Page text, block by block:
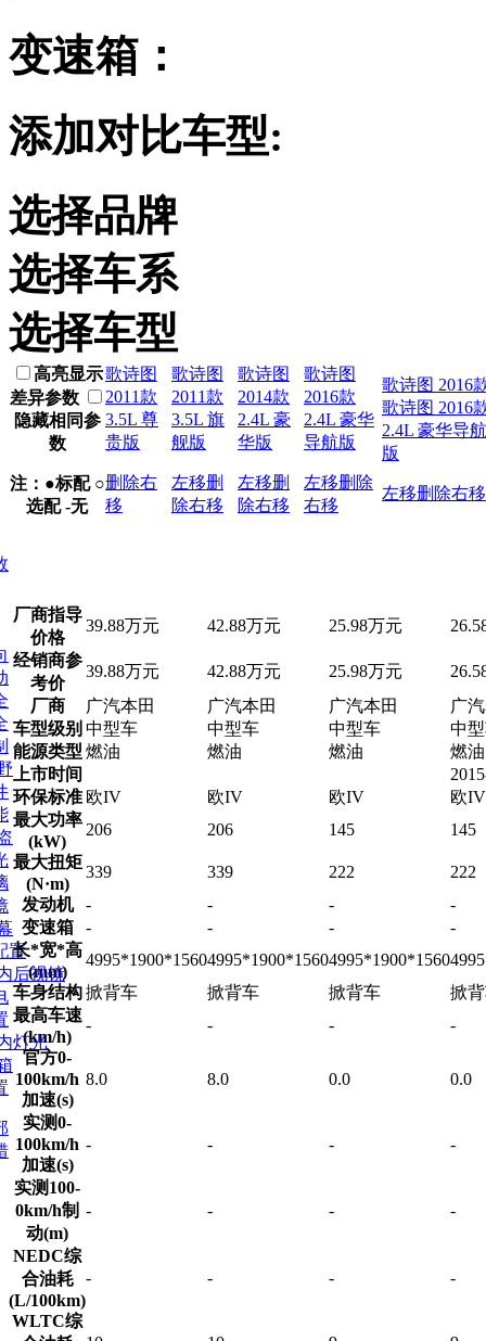
变速箱：
添加对比车型:
选择品牌
选择车系
选择车型
高亮显示
差异参数
隐藏相同参
数
注：●标配 ○
选配 -无
歌诗图
2011款
3.5L 尊
贵版
删除右
移
歌诗图
2011款
3.5L 旗
舰版
左移删
除右移
歌诗图
2014款
2.4L 豪
华版
左移删
除右移
歌诗图
2016款
2.4L 豪华
导航版
左移删除
右移
歌诗图 2016
歌诗图 2016
2.4L 豪华导航
版
左移删除右移
厂商指导
价格
39.88万元 42.88万元 25.98万元
经销商参
考价
39.88万元 42.88万元 25.98万元
厂商
广汽本田 广汽本田 广汽本田
广
车型级别 中型车 中型车 中型车
中
能源类型 燃油 燃油 燃油
燃油
上市时间
环保标准 欧IV 欧IV 欧IV
欧IV
最大功率
(kW)
206 206 145
145
最大扭矩
(N·m)
339 339 222
222
发动机
- - -
-
变速箱
- - -
-
长*宽*高
(mm)
4995*1900*15604995*1900*15604995*1900*1560
车身结构 掀背车 掀背车 掀背车
掀
最高车速
(km/h)
- - -
-
官方0-
100km/h
加速(s)
8.0 8.0 0.0 0.0
实测0-
100km/h
加速(s)
- - - -
实测100-
0km/h制
动(m)
- - - -
NEDC综
合油耗
(L/100km)
- - - -
WLTC综
置
后视镜
灯光